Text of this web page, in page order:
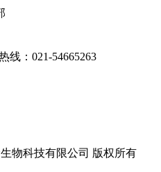
线： 021-54665263
物科技有限公司 版权所有